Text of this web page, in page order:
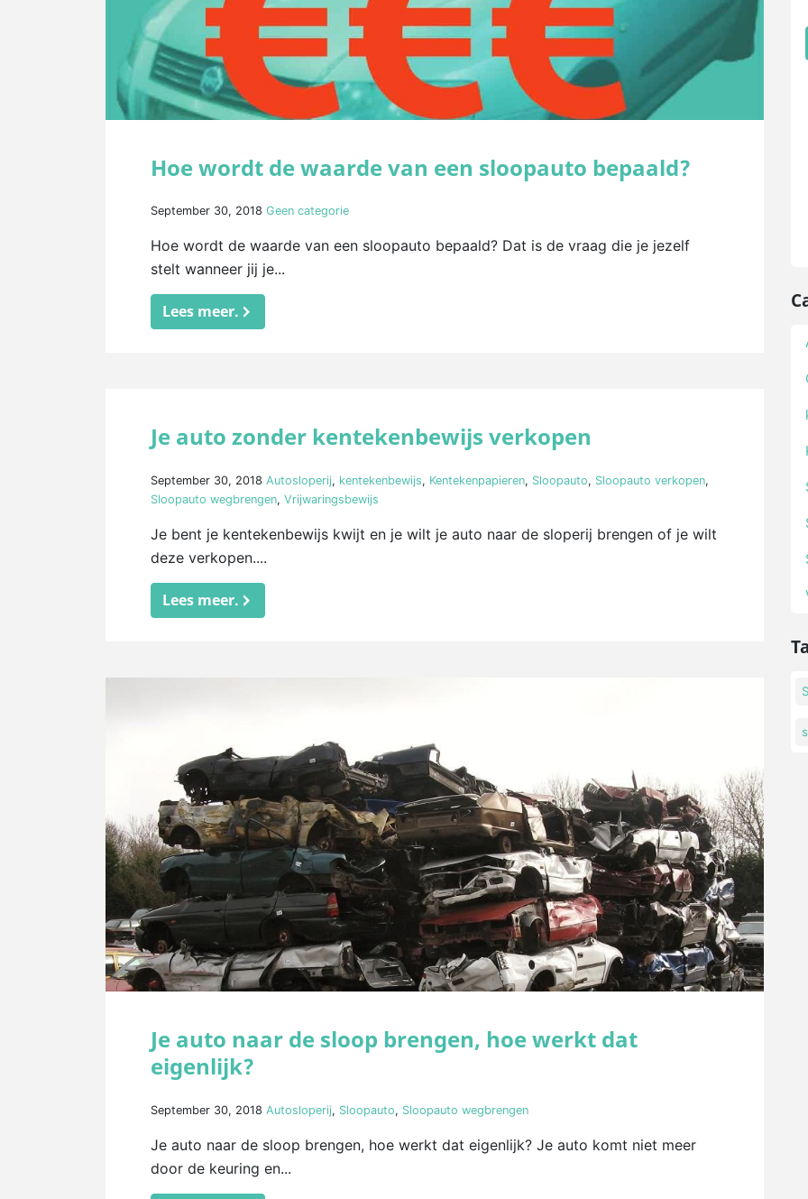
Hoe wordt de waarde van een sloopauto bepaald?
September 30, 2018 Geen categorie
Hoe wordt de waarde van een sloopauto bepaald? Dat is de vraag die je jezelf
stelt wanneer jij je...
Lees meer.
Je auto zonder kentekenbewijs verkopen
September 30, 2018 Autosloperij, kentekenbewijs, Kentekenpapieren, Sloopauto, Sloopauto verkopen,
Sloopauto wegbrengen, Vrijwaringsbewijs
Je bent je kentekenbewijs kwijt en je wilt je auto naar de sloperij brengen of je wilt
deze verkopen....
Lees meer.
Je auto naar de sloop brengen, hoe werkt dat
eigenlijk?
September 30, 2018 Autosloperij, Sloopauto, Sloopauto wegbrengen
Je auto naar de sloop brengen, hoe werkt dat eigenlijk? Je auto komt niet meer
door de keuring en...